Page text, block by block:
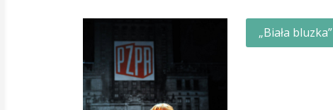
„Biała bluzka”